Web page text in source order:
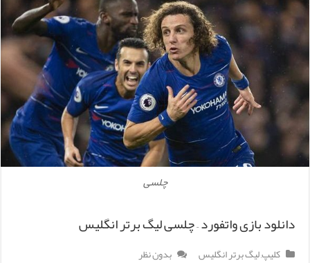
چلسی
دانلود بازی واتفورد – چلسی لیگ برتر انگلیس
کلیپ,لیگ برتر انگلیس بدون نظر